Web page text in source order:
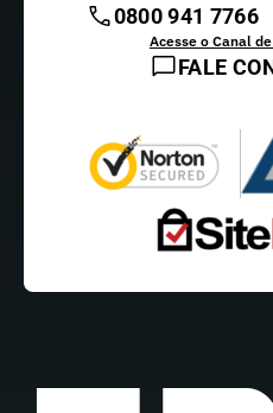
0800 941 7766
Acesse o Canal
FALE